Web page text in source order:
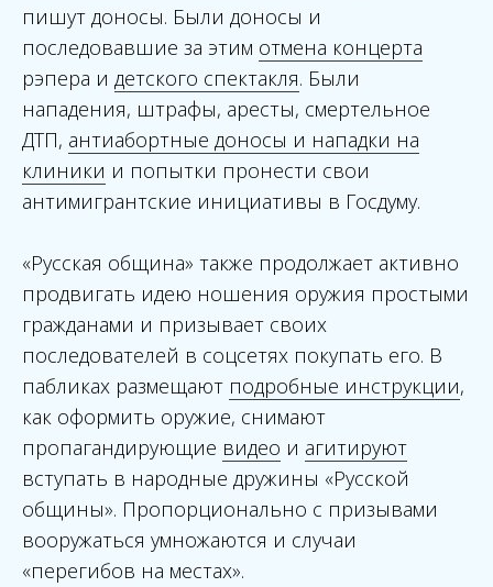
пишут доносы. Были доносы и
последовавшие за этим отмена концерта
рэпера и детского спектакля. Были
нападения, штрафы, аресты, смертельное
ДТП, антиабортные доносы и нападки на
клиники и попытки пронести свои
антимигрантские инициативы в Госдуму.
«Русская община» также продолжает активно
продвигать идею ношения оружия простыми
гражданами и призывает своих
последователей в соцсетях покупать его. В
пабликах размещают подробные инструкции,
как оформить оружие, снимают
пропагандирующие видео и агитируют
вступать в народные дружины «Русской
общины». Пропорционально с призывами
вооружаться умножаются и случаи
«перегибов на местах».